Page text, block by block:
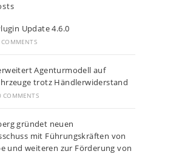
Update 4.6.0
Agenturmodell auf
trotz Händlerwiderstand
COMMENTS
gründet neuen
mit Führungskräften von
und weiteren zur Förderung von